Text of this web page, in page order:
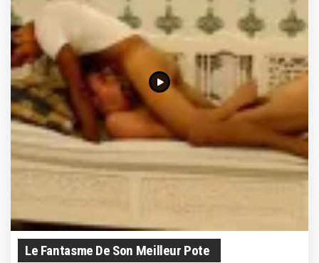
Le Fantasme De Son Meilleur Pote